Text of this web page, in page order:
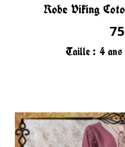
Robe Viking
Taille : 4 ans